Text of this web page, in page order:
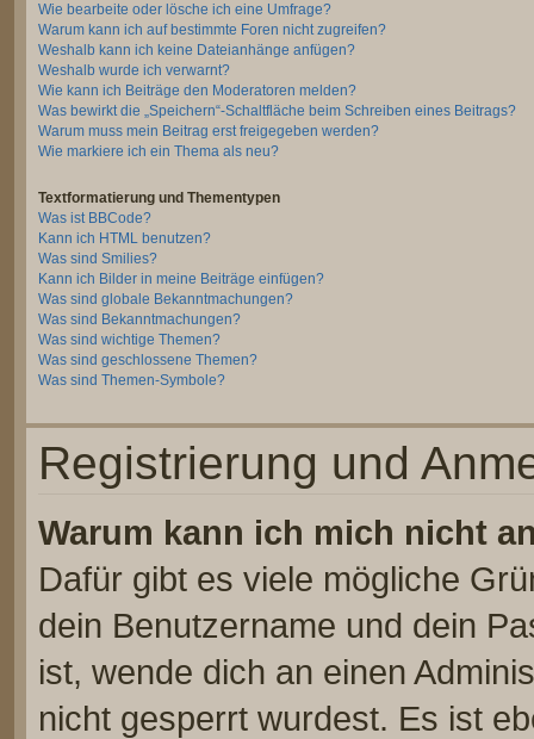
Wie bearbeite oder lösche ich eine Umfrage?
Warum kann ich auf bestimmte Foren nicht zugreifen?
Weshalb kann ich keine Dateianhänge anfügen?
Weshalb wurde ich verwarnt?
Wie kann ich Beiträge den Moderatoren melden?
Was bewirkt die „Speichern“-Schaltfläche beim Schreiben eines Beitrags?
Warum muss mein Beitrag erst freigegeben werden?
Wie markiere ich ein Thema als neu?
Textformatierung und Thementypen
Was ist BBCode?
Kann ich HTML benutzen?
Was sind Smilies?
Kann ich Bilder in meine Beiträge einfügen?
Was sind globale Bekanntmachungen?
Was sind Bekanntmachungen?
Was sind wichtige Themen?
Was sind geschlossene Themen?
Was sind Themen-Symbole?
Registrierung und
Warum kann ich mich nicht
Dafür gibt es viele mögliche
dein Benutzername und dein
ist, wende dich an einen
nicht gesperrt wurdest. Es ist